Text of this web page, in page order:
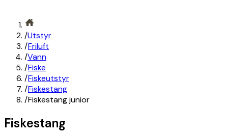
/Utstyr
/Friluft
/Vann
/Fiske
/Fiskeutstyr
/Fiskestang
/Fiskestang junior
Fiskestang